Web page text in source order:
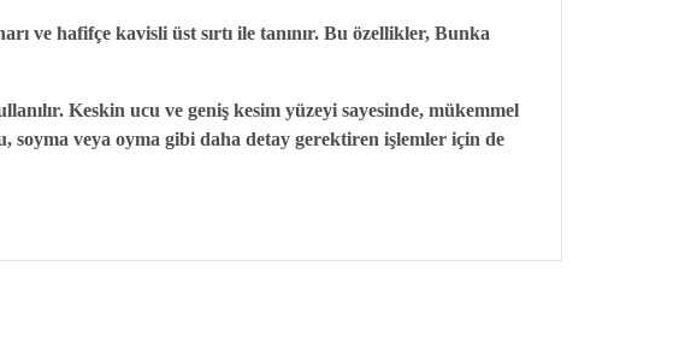
ve hafifçe kavisli üst sırtı ile tanınır. Bu özellikler, Bunka
Keskin ucu ve geniş kesim yüzeyi sayesinde, mükemmel
soyma veya oyma gibi daha detay gerektiren işlemler için de